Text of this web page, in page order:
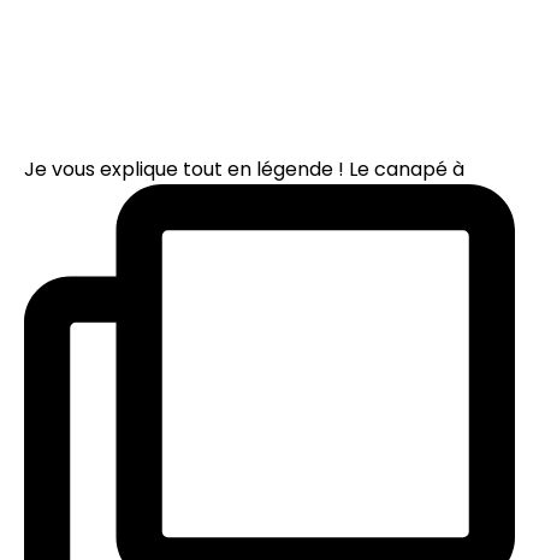
Je vous explique tout en légende ! Le canapé à